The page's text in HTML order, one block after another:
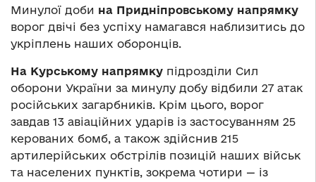
Минулої доби на Придніпровському напрямку
ворог двічі без успіху намагався наблизитись до
укріплень наших оборонців.
На Курському напрямку підрозділи Сил
оборони України за минулу добу відбили 27 атак
російських загарбників. Крім цього, ворог
завдав 13 авіаційних ударів із застосуванням 25
керованих бомб, а також здійснив 215
артилерійських обстрілів позицій наших військ
та населених пунктів, зокрема чотири — із